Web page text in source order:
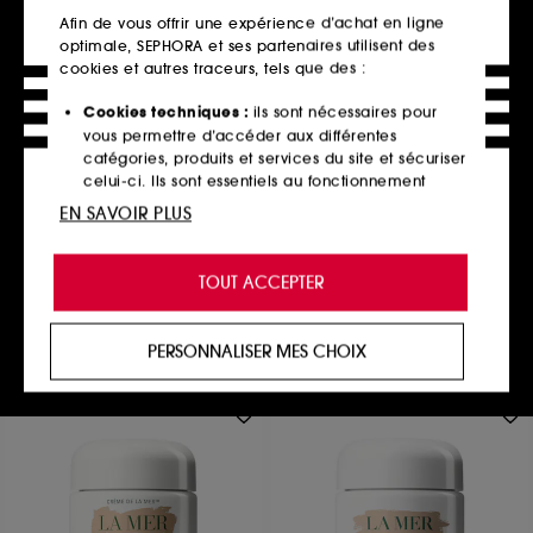
ERBORIAN
Centella Crème
Hydratant Apaisant Anti-Rougeurs
233
28,00€
Ajouter au panier
Afin de vous offrir une expérience d’achat en ligne
optimale, SEPHORA et ses partenaires utilisent des
cookies et autres traceurs, tels que des :
Cookies techniques : ils sont nécessaires pour
vous permettre d’accéder aux différentes
catégories, produits et services du site et sécuriser
celui-ci. Ils sont essentiels au fonctionnement
technique du site et ne peuvent être désactivés.
de vous offrir une expérience enrichie et
personnalisée en vous recommandant des
produits, des services et des contenus qui
proposer des offres promotionnelles adaptées à
votre profil.
Cookies réseaux sociaux et publicité :
utilisés pour vous présenter du contenu susceptible
sites tiers et sur les réseaux sociaux, sur la base
des pages que vous avez consultées, de votre
TOUT ACCEPTER
PERSONNALISER MES CHOIX
EN SAVOIR PLUS